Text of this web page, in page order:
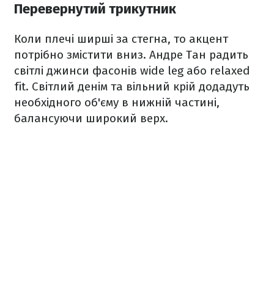
Перевернутий трикутник
Коли плечі ширші за стегна, то акцент
потрібно змістити вниз. Андре Тан радить
світлі джинси фасонів wide leg або relaxed
fit. Світлий денім та вільний крій додадуть
необхідного об'єму в нижній частині,
балансуючи широкий верх.